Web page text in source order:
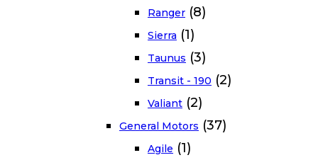
Ranger (8)
Sierra (1)
Taunus (3)
Transit - 190 (2)
Valiant (2)
General Motors (37)
Agile (1)